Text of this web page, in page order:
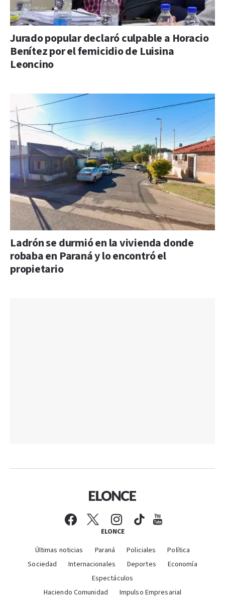
Jurado popular declaró culpable a Horacio
Benítez por el femicidio de Luisina
Leoncino
Ladrón se durmió en la vivienda donde
robaba en Paraná y lo encontró el
propietario
ELONCE
Últimas noticias Paraná Policiales
Política
Sociedad
Internacionales Deportes
Economía
Espectáculos
Haciendo Comunidad
Impulso Empresarial